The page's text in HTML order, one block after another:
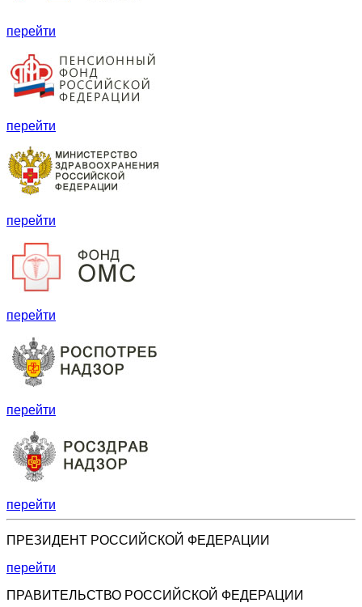
перейти
перейти
перейти
перейти
перейти
перейти
ПРЕЗИДЕНТ РОССИЙСКОЙ ФЕДЕРАЦИИ
перейти
ПРАВИТЕЛЬСТВО РОССИЙСКОЙ ФЕДЕРАЦИИ